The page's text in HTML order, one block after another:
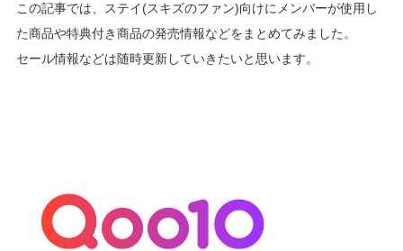
この記事では、ステイ(スキズのファン)向けにメンバーが使用し
た商品や特典付き商品の発売情報などをまとめてみました。
セール情報などは随時更新していきたいと思います。